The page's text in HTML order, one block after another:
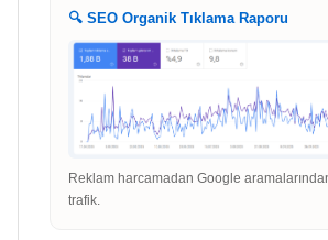
🔍 SEO Organik Tıklama Raporu
Reklam harcamadan Google
trafik.